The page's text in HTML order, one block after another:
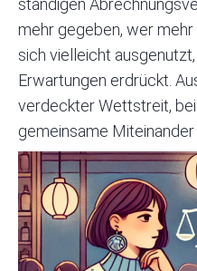
ständigen
mehr gegeben, wer
sich vielleicht
Erwartungen erdrückt.
verdeckter Wettstreit,
gemeinsame